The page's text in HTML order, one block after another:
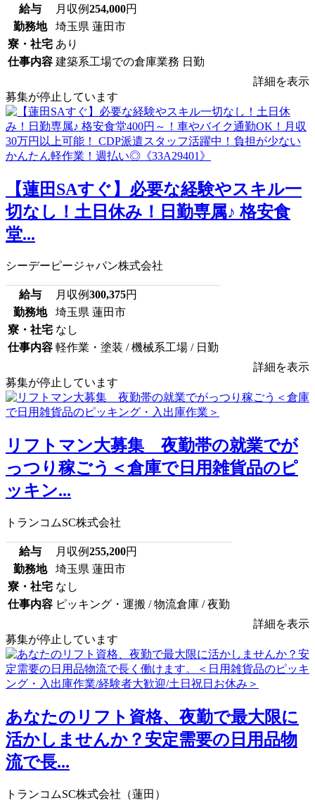
給与 月収例254,000円
勤務地
埼玉県 蓮田市
寮・社宅 あり
仕事内容 建築系工場での倉庫業務 日勤
詳細を表示
募集が停止しています
【蓮田SAすぐ】必要な経験やスキル一
切なし！土日休み！日勤専属♪ 格安食
堂...
シーデーピージャパン株式会社
給与 月収例300,375円
勤務地
埼玉県 蓮田市
寮・社宅 なし
仕事内容 軽作業・塗装 / 機械系工場 / 日勤
詳細を表示
募集が停止しています
リフトマン大募集 夜勤帯の就業でが
っつり稼ごう＜倉庫で日用雑貨品のピ
ッキン...
トランコムSC株式会社
給与 月収例255,200円
勤務地
埼玉県 蓮田市
寮・社宅 なし
仕事内容 ピッキング・運搬 / 物流倉庫 / 夜勤
詳細を表示
募集が停止しています
あなたのリフト資格、夜勤で最大限に
活かしませんか？安定需要の日用品物
流で長...
トランコムSC株式会社（蓮田）